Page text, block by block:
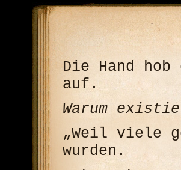
Die Hand hob
auf.
Warum
„Weil viele
wurden.